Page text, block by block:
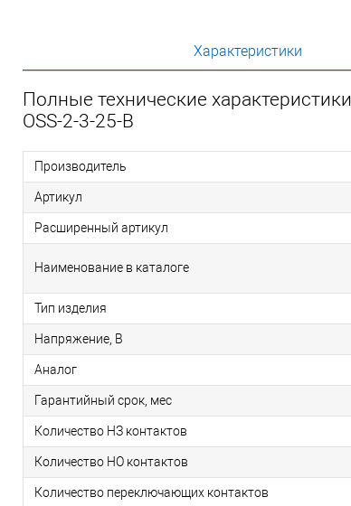
Характеристики
Полные технические
OSS-2-3-25-B
Производитель
Артикул
Расширенный артикул
Наименование в каталоге
Тип изделия
Напряжение, В
Аналог
Гарантийный срок, мес
Количество НЗ контактов
Количество НО контактов
Количество переключающих контактов